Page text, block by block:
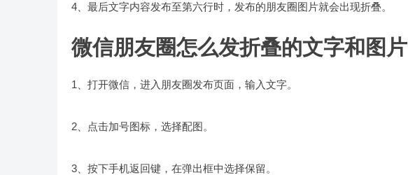
4、最后文字内容发布至第六行时，发布的朋友圈图片就会出现折叠。
微信朋友圈怎么发折叠的文字和图片
1、打开微信，进入朋友圈发布页面，输入文字。
2、点击加号图标，选择配图。
3、按下手机返回键，在弹出框中选择保留。